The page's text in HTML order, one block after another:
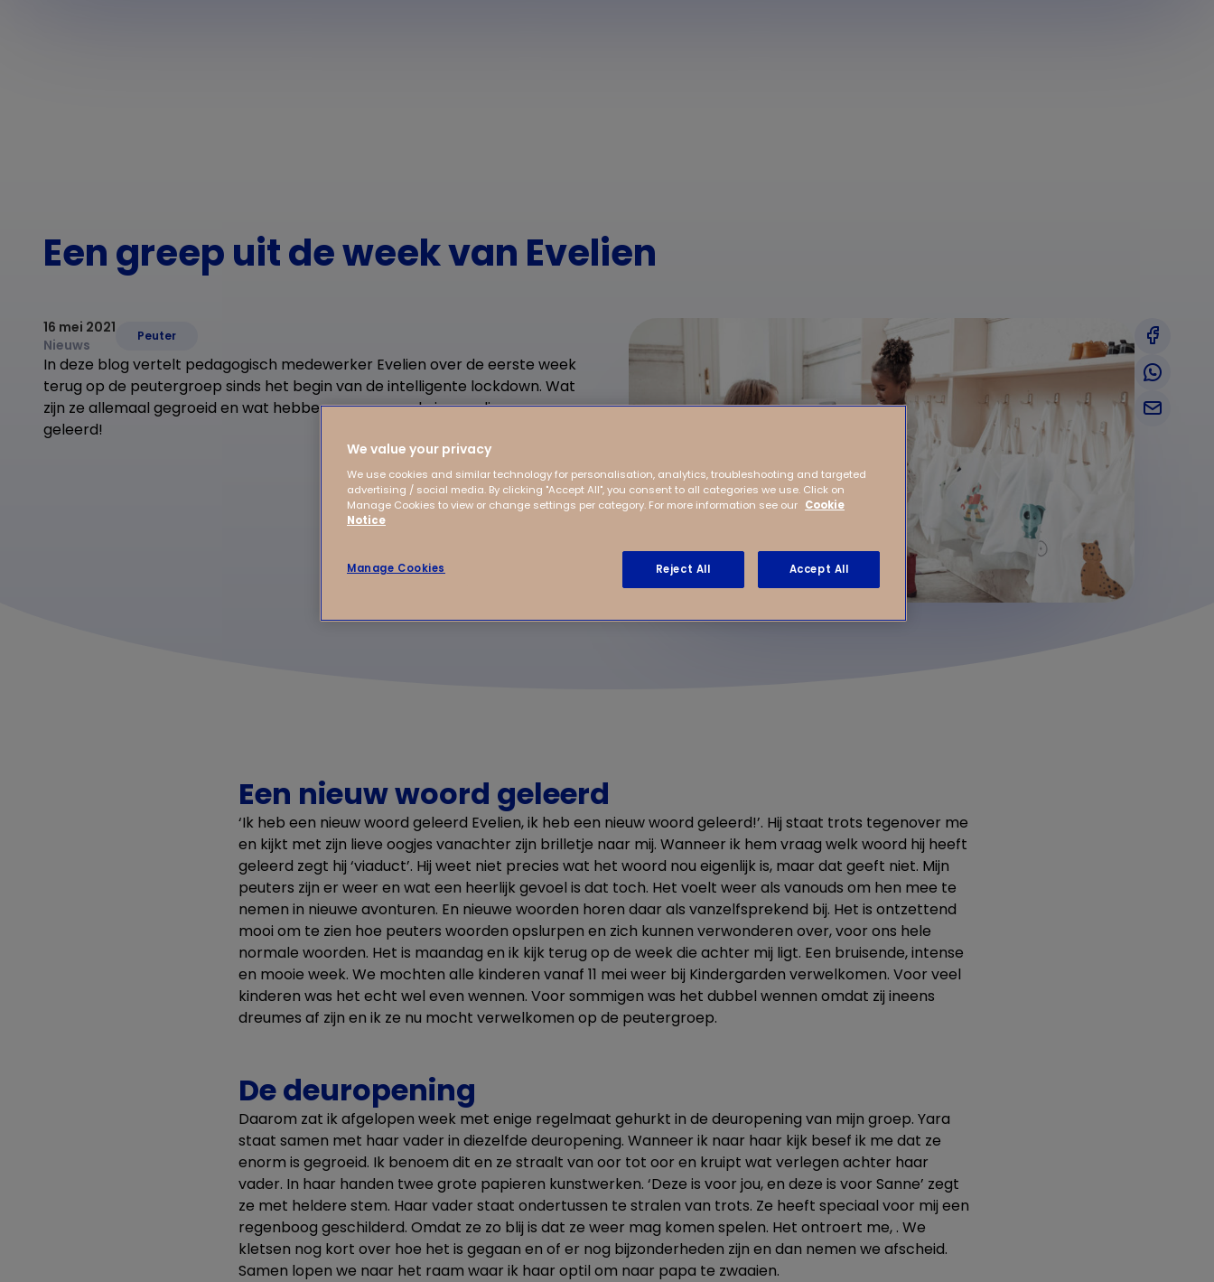
Een greep uit de week van Evelien
16 mei 2021
Nieuws
Peuter
In deze blog vertelt pedagogisch medewerker Evelien over de eerste week
terug op de peutergroep sinds het begin van de intelligente lockdown. Wat
zijn ze allemaal gegroeid en wat hebben ze weer veel nieuwe dingen
geleerd!
Een nieuw woord geleerd
‘Ik heb een nieuw woord geleerd Evelien, ik heb een nieuw woord geleerd!’. Hij staat trots tegenover me
en kijkt met zijn lieve oogjes vanachter zijn brilletje naar mij. Wanneer ik hem vraag welk woord hij heeft
geleerd zegt hij ‘viaduct’. Hij weet niet precies wat het woord nou eigenlijk is, maar dat geeft niet. Mijn
peuters zijn er weer en wat een heerlijk gevoel is dat toch. Het voelt weer als vanouds om hen mee te
nemen in nieuwe avonturen. En nieuwe woorden horen daar als vanzelfsprekend bij. Het is ontzettend
mooi om te zien hoe peuters woorden opslurpen en zich kunnen verwonderen over, voor ons hele
normale woorden. Het is maandag en ik kijk terug op de week die achter mij ligt. Een bruisende, intense
en mooie week. We mochten alle kinderen vanaf 11 mei weer bij Kindergarden verwelkomen. Voor veel
kinderen was het echt wel even wennen. Voor sommigen was het dubbel wennen omdat zij ineens
dreumes af zijn en ik ze nu mocht verwelkomen op de peutergroep.
De deuropening
Daarom zat ik afgelopen week met enige regelmaat gehurkt in de deuropening van mijn groep. Yara
staat samen met haar vader in diezelfde deuropening. Wanneer ik naar haar kijk besef ik me dat ze
enorm is gegroeid. Ik benoem dit en ze straalt van oor tot oor en kruipt wat verlegen achter haar
vader. In haar handen twee grote papieren kunstwerken. ‘Deze is voor jou, en deze is voor Sanne’ zegt
ze met heldere stem. Haar vader staat ondertussen te stralen van trots. Ze heeft speciaal voor mij een
regenboog geschilderd. Omdat ze zo blij is dat ze weer mag komen spelen. Het ontroert me, . We
kletsen nog kort over hoe het is gegaan en of er nog bijzonderheden zijn en dan nemen we afscheid.
Samen lopen we naar het raam waar ik haar optil om naar papa te zwaaien.
We value your privacy
We use cookies and similar technology for personalisation, analytics, troubleshooting and targeted
advertising / social media. By clicking "Accept All", you consent to all categories we use. Click on
Manage Cookies to view or change settings per category. For more information see our Cookie
Notice
Manage Cookies Reject All Accept All